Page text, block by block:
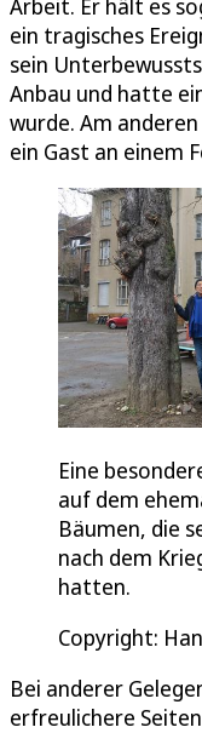
ein tragisches
sein
Anbau und hatte
wurde. Am
ein Gast an einem
Eine
auf dem
Bäumen, die
nach dem
hatten.
Copyright:
Bei anderer
erfreulichere